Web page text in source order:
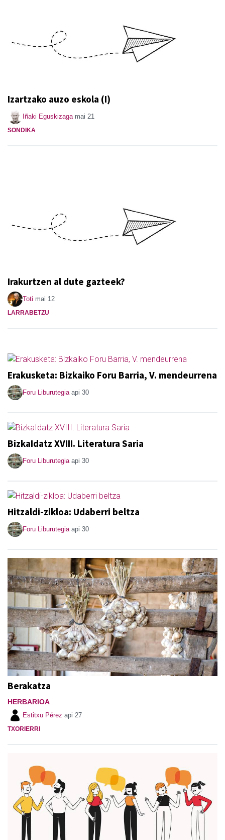
Izartzako auzo eskola (I)
Iñaki Eguskizaga mai 21
SONDIKA
Irakurtzen al dute gazteek?
Toti mai 12
LARRABETZU
Erakusketa: Bizkaiko Foru Barria, V. mendeurrena
Foru Liburutegia api 30
BizkaIdatz XVIII. Literatura Saria
Foru Liburutegia api 30
Hitzaldi-zikloa: Udaberri beltza
Foru Liburutegia api 30
Berakatza
HERBARIOA
Estitxu Pérez api 27
TXORIERRI